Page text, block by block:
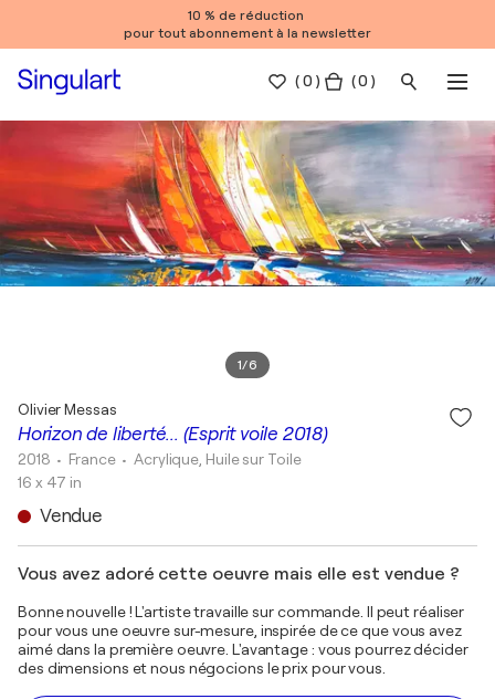
10 % de réduction
pour tout abonnement à la newsletter
(0 ) ( 0 )
1/6
Horizon de liberté... (Esprit voile 2018)
Olivier Messas
2018 • France •Acrylique, Huile sur Toile
16 x 47 in
Vendue
Vous avez adoré cette oeuvre mais elle est vendue ?
Bonne nouvelle ! L'artiste travaille sur commande. Il peut réaliser
pour vous une oeuvre sur-mesure, inspirée de ce que vous avez
aimé dans la première oeuvre. L'avantage : vous pourrez décider
des dimensions et nous négocions le prix pour vous.